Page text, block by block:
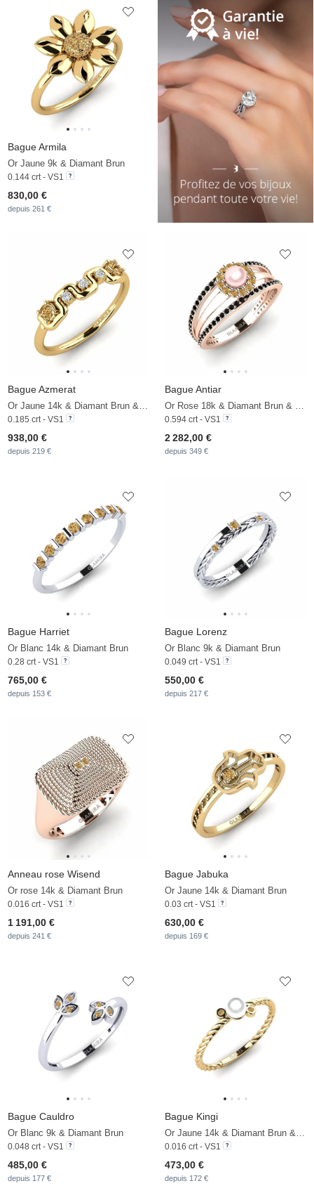
Bague Armila
Or Jaune 9k & Diamant Brun
0.144 crt - VS1
830,00 €
depuis 261 €
Bague Azmerat
0.185 crt - VS1
938,00 €
depuis 219 €
Bague Antiar
0.594 crt - VS1
2 282,00 €
depuis 349 €
Bague Harriet
Or Blanc 14k & Diamant Brun
0.28 crt - VS1
765,00 €
depuis 153 €
Bague Lorenz
Or Blanc 9k & Diamant Brun
0.049 crt - VS1
550,00 €
depuis 217 €
Anneau rose Wisend
Or rose 14k & Diamant Brun
0.016 crt - VS1
1 191,00 €
depuis 241 €
Bague Jabuka
Or Jaune 14k & Diamant Brun
0.03 crt - VS1
630,00 €
depuis 169 €
Bague Cauldro
Or Blanc 9k & Diamant Brun
0.048 crt - VS1
485,00 €
depuis 177 €
Bague Kingi
0.016 crt - VS1
473,00 €
depuis 172 €